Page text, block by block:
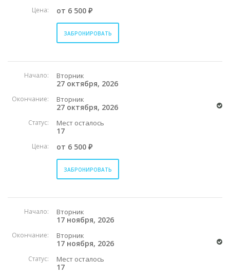
Цена: от 6 500 ₽
ЗАБРОНИРОВАТЬ
Начало: Вторник
27 октября, 2026
Окончание: Вторник
27 октября, 2026
Статус: Мест осталось
17
Цена: от 6 500 ₽
ЗАБРОНИРОВАТЬ
Начало: Вторник
17 ноября, 2026
Окончание: Вторник
17 ноября, 2026
Статус: Мест осталось
17